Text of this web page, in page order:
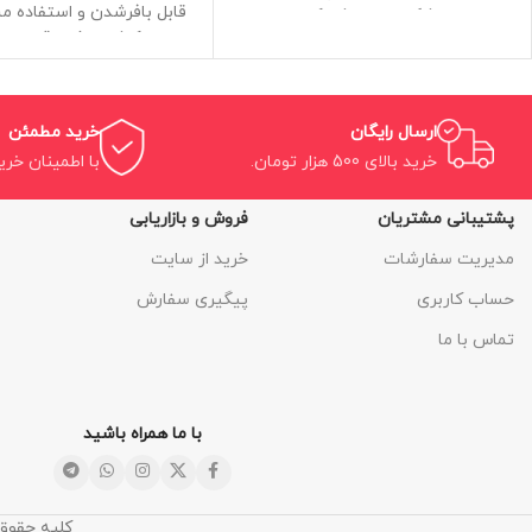
به شکلی می باشد که با
قابل بافرشدن و استفاده
کاشت بذر و قلمه و
تخلخل عالی و
قابلیت کشت مستقیم
سنگ از اول تا آخر
ریشه دهی سنگین گیاهان
استریل و عاری از هرگونه
های مضر
خرید مطمئن
با اطمینان
ارسال رایگان
خرید بالای 500 هزار تومان.
پشتیبانی مشتریان
مدیریت سفارشات
حساب کاربری
تماس با ما
فروش و بازاریابی
خرید از سایت
پیگیری سفارش
با ما همراه باشید